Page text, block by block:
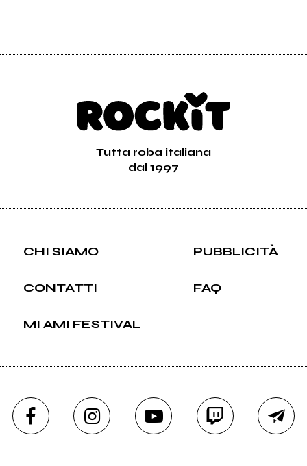
Tutta roba italiana
dal 1997
CHI SIAMO PUBBLICITÀ
CONTATTI FAQ
MI AMI FESTIVAL